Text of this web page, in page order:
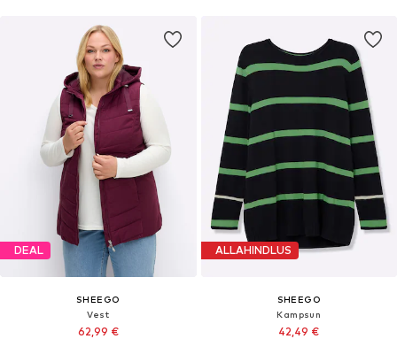
DEAL
SHEEGO
Vest
62,99 €
ALLAHINDLUS
SHEEGO
Kampsun
42,49 €